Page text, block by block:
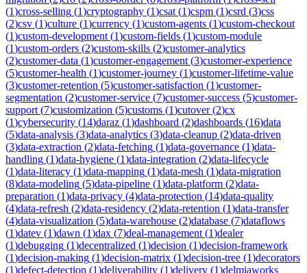
(1)cross-selling (1)cryptography (1)csat (1)cspm (1)csrd (3)css
(2)csv (1)culture (1)currency (1)custom-agents (1)custom-checkout
(1)custom-development (1)custom-fields (1)custom-module
(1)custom-orders (2)custom-skills (2)customer-analytics
(2)customer-data (1)customer-engagement (3)customer-experience
(5)customer-health (1)customer-journey (1)customer-lifetime-value
(3)customer-retention (5)customer-satisfaction (1)customer-
segmentation (2)customer-service (7)customer-success (5)customer-
support (7)customization (5)customs (1)cutover(2)cx
(1)cybersecurity (14)daraz (1)dashboard (2)dashboards (16)data
(5)data-analysis (3)data-analytics (3)data-cleanup (2)data-driven
(3)data-extraction (2)data-fetching (1)data-governance (1)data-
handling (1)data-hygiene (1)data-integration (2)data-lifecycle
(1)data-literacy (1)data-mapping (1)data-mesh (1)data-migration
(8)data-modeling (5)data-pipeline (1)data-platform (2)data-
preparation (1)data-privacy (4)data-protection (14)data-quality
(4)data-refresh (2)data-residency (2)data-retention (1)data-transfer
(4)data-visualization (5)data-warehouse (2)database (7)dataflows
(1)datev (1)dawn (1)dax (7)deal-management (1)dealer
(1)debugging (1)decentralized (1)decision (1)decision-framework
(1)decision-making (1)decision-matrix (1)decision-tree (1)decorators
(1)defect-detection (1)deliverability (1)delivery (1)delmiaworks